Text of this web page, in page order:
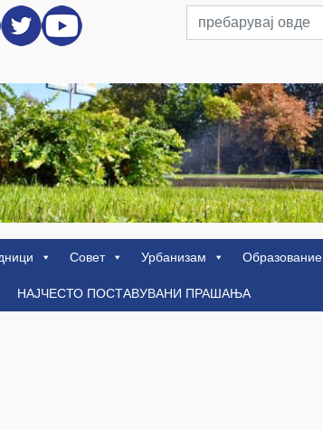
Совет Урбанизам
Образование
НАЈЧЕСТО ПОСТАВУВАНИ ПРАШАЊА